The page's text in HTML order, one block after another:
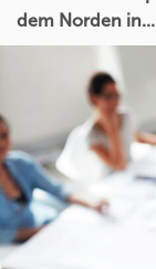
dem Norden in...